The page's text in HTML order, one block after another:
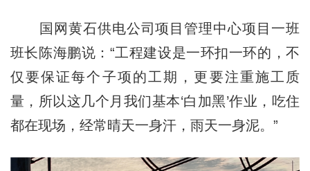
国网黄石供电公司项目管理中心项目一班
班长陈海鹏说：“工程建设是一环扣一环的，不
仅要保证每个子项的工期，更要注重施工质
量，所以这几个月我们基本‘白加黑’作业，吃住
都在现场，经常晴天一身汗，雨天一身泥。”